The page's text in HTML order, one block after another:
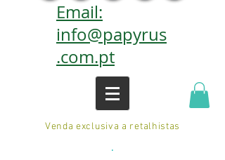
Email:
info@papyrus
.com.pt
Venda exclusiva a retalhistas
.